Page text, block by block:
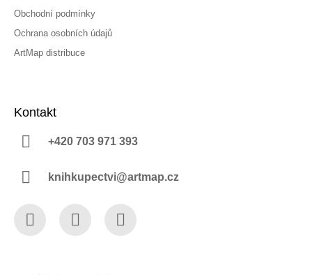
Obchodní podmínky
Ochrana osobních údajů
ArtMap distribuce
Kontakt
+420 703 971 393
knihkupectvi@artmap.cz